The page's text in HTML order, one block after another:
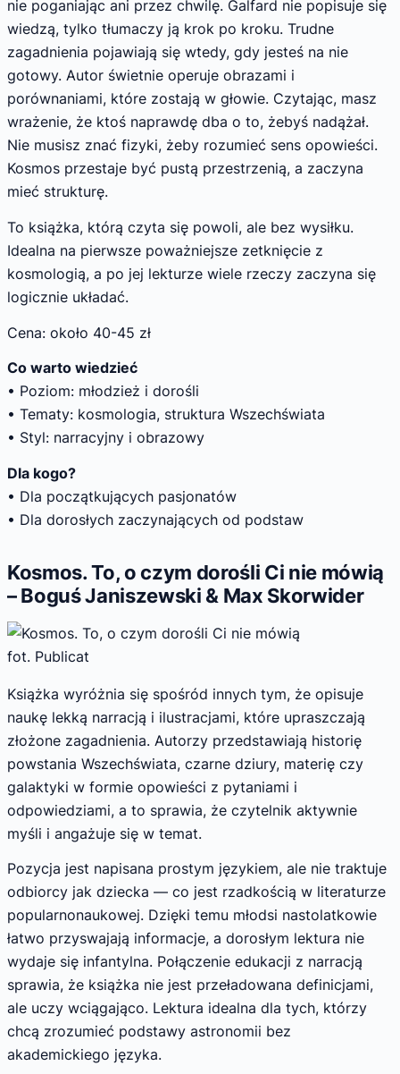
nie poganiając ani przez chwilę. Galfard nie popisuje się
wiedzą, tylko tłumaczy ją krok po kroku. Trudne
zagadnienia pojawiają się wtedy, gdy jesteś na nie
gotowy. Autor świetnie operuje obrazami i
porównaniami, które zostają w głowie. Czytając, masz
wrażenie, że ktoś naprawdę dba o to, żebyś nadążał.
Nie musisz znać fizyki, żeby rozumieć sens opowieści.
Kosmos przestaje być pustą przestrzenią, a zaczyna
mieć strukturę.
To książka, którą czyta się powoli, ale bez wysiłku.
Idealna na pierwsze poważniejsze zetknięcie z
kosmologią, a po jej lekturze wiele rzeczy zaczyna się
logicznie układać.
Cena: około 40-45 zł
Co warto wiedzieć
• Poziom: młodzież i dorośli
• Tematy: kosmologia, struktura Wszechświata
• Styl: narracyjny i obrazowy
Dla kogo?
• Dla początkujących pasjonatów
• Dla dorosłych zaczynających od podstaw
Kosmos. To, o czym dorośli Ci nie mówią
– Boguś Janiszewski & Max Skorwider
fot. Publicat
Książka wyróżnia się spośród innych tym, że opisuje
naukę lekką narracją i ilustracjami, które upraszczają
złożone zagadnienia. Autorzy przedstawiają historię
powstania Wszechświata, czarne dziury, materię czy
galaktyki w formie opowieści z pytaniami i
odpowiedziami, a to sprawia, że czytelnik aktywnie
myśli i angażuje się w temat.
Pozycja jest napisana prostym językiem, ale nie traktuje
odbiorcy jak dziecka — co jest rzadkością w literaturze
popularnonaukowej. Dzięki temu młodsi nastolatkowie
łatwo przyswajają informacje, a dorosłym lektura nie
wydaje się infantylna. Połączenie edukacji z narracją
sprawia, że książka nie jest przeładowana definicjami,
ale uczy wciągająco. Lektura idealna dla tych, którzy
chcą zrozumieć podstawy astronomii bez
akademickiego języka.